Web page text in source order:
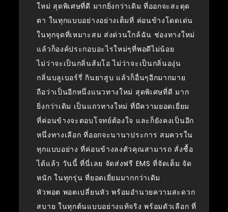
ใหม่ สุดพิเศษที่ดี มากยิ่งกว่าเดิม ที่ออกจะสะดุด
ตา ในทุกแบบอย่างอย่างเต็มที่ ค่อนข้างโดดเด่น
ในทุกจุดที่เหมาะสม ส่งด่วนใกล้ฉัน ช่องทางใหม่
แล้วก็องค์ประกอบอะไรใหม่ๆที่พอดีไม่น้อย
ไม่ว่าจะเป็นกลิ่นส้มโอ ไม่ว่าจะเป็นกลิ่นองุ่น
กลิ่นบลูเบอร์รี่ กินยาสูบ แล้วก็อื่นๆอีกมากมาย
ถือว่าเป็นอีกหนึ่งแนวทางใหม่ สุดพิเศษที่ดี มาก
ยิ่งกว่าเดิม เป็นแถวทางใหม่ ที่มีความยอดเยี่ยม
ที่ค่อนข้างจะตอบโจทย์ต้องใจ และก็ยังคงเป็นอีก
หนึ่งทางเลือก ที่ออกจะนานาประการ สมควรใน
ทุกแบบอย่าง ที่ค่อนข้างลงตัวคุณสามารถ สั่งซื้อ
ได้แล้ว วันนี้ ที่นี่เลย จัดส่งฟรี EMS ที่จัดเต็ม จัด
หนัก ในทุกรุ่น ที่ยอดเยี่ยมมากกว่าเดิม
หัวพอต พอตเปลี่ยนหัว พร้อมอำนวยความสะดวก
สบาย ในทุกต้นแบบอย่างแท้จริง พร้อมตัวเลือก ที่